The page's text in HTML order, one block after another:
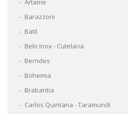
Barazzoni
Batil
Belo Inox - Cutelaria
Berndes
Bohemia
Brabantia
Carlos Quintana - Taramundi